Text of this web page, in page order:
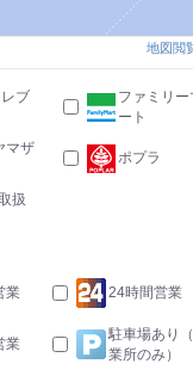
地図閲
ブ
ファミリー
ート
マザ
ポプラ
扱
業 24時間営業
業
駐車場あり
業所のみ）